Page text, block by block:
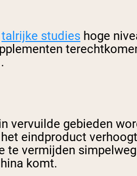
talrijke studies hoge
vervuilde gebieden
eindproduct
te vermijden
komt.